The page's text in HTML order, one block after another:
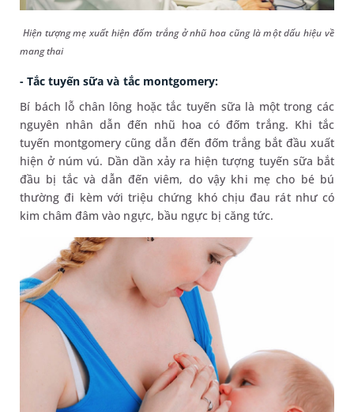
Hiện tượng mẹ xuất hiện đốm trắng ở nhũ hoa cũng là một dấu hiệu về
mang thai
- Tắc tuyến sữa và tắc montgomery:
Bí bách lỗ chân lông hoặc tắc tuyến sữa là một trong các
nguyên nhân dẫn đến nhũ hoa có đốm trắng. Khi tắc
tuyến montgomery cũng dẫn đến đốm trắng bắt đầu xuất
hiện ở núm vú. Dần dần xảy ra hiện tượng tuyến sữa bắt
đầu bị tắc và dẫn đến viêm, do vậy khi mẹ cho bé bú
thường đi kèm với triệu chứng khó chịu đau rát như có
kim châm đâm vào ngực, bầu ngực bị căng tức.